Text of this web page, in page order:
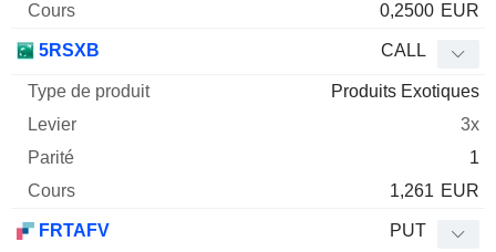
0,2500 EUR
5RSXB CALL
Produits Exotiques
3x
1
1,261 EUR
FRTAFV PUT